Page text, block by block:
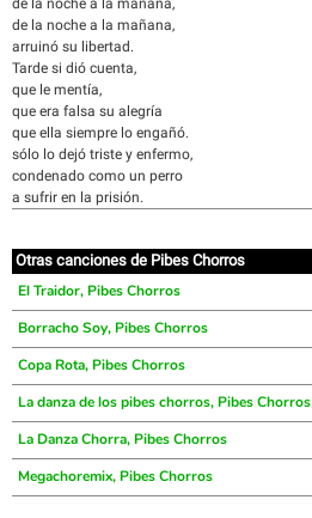
de la noche a la mañana,
de la noche a la mañana,
arruinó su libertad.
Tarde si dió cuenta,
que le mentía,
que era falsa su alegría
que ella siempre lo engañó.
sólo lo dejó triste y enfermo,
condenado como un perro
a sufrir en la prisión.
Otras canciones de Pibes Chorros
El Traidor, Pibes Chorros
Borracho Soy, Pibes Chorros
Copa Rota, Pibes Chorros
La danza de los pibes chorros, Pibes Chorros
La Danza Chorra, Pibes Chorros
Megachoremix, Pibes Chorros